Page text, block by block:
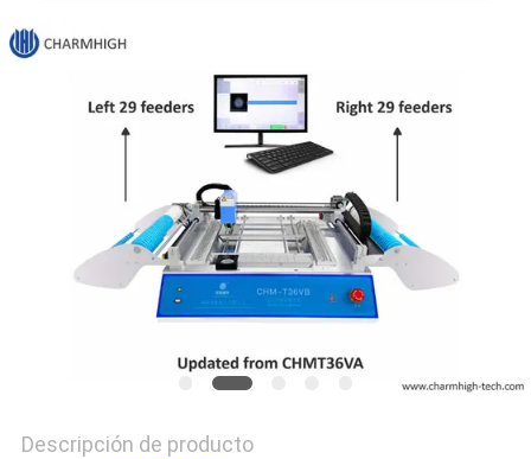
MAPA
POLÍTICA
PRIVACIDAD
Descripción de producto